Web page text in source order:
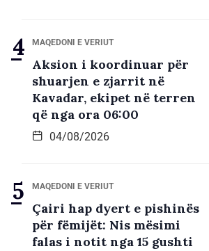
MAQEDONI E VERIUT
Aksion i koordinuar për
shuarjen e zjarrit në
Kavadar, ekipet në terren
që nga ora 06:00
04/08/2026
MAQEDONI E VERIUT
Çairi hap dyert e pishinës
për fëmijët: Nis mësimi
falas i notit nga 15 gushti